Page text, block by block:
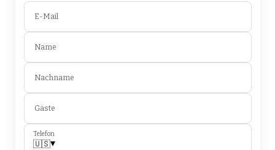
E-Mail
Name
Nachname
Gäste
Telefon
🇺🇸▾